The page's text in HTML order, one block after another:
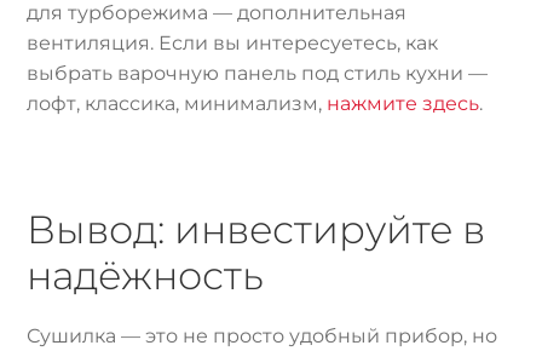
для турборежима — дополнительная
вентиляция. Если вы интересуетесь, как
выбрать варочную панель под стиль кухни —
лофт, классика, минимализм, нажмите здесь.
Вывод: инвестируйте в
надёжность
Сушилка — это не просто удобный прибор, но